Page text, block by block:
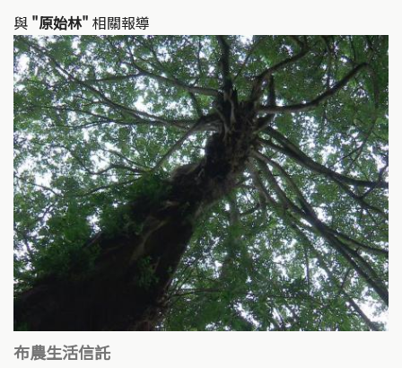
與 "原始林" 相關報導
布農生活信託